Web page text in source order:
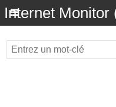
Internet Monitor